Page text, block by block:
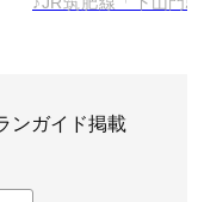
ンガイド掲載